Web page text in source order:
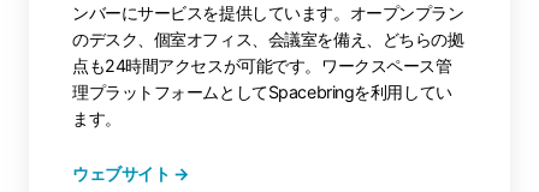
ンバーにサービスを提供しています。オープンプラン
のデスク、個室オフィス、会議室を備え、どちらの拠
点も24時間アクセスが可能です。ワークスペース管
理プラットフォームとしてSpacebringを利用してい
ます。
ウェブサイト →